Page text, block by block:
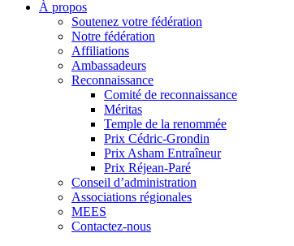
À propos
Soutenez votre fédération
Notre fédération
Affiliations
Ambassadeurs
Reconnaissance
Comité de reconnaissance
Méritas
Temple de la renommée
Prix Cédric-Grondin
Prix Asham Entraîneur
Prix Réjean-Paré
Conseil d’administration
Associations régionales
MEES
Contactez-nous